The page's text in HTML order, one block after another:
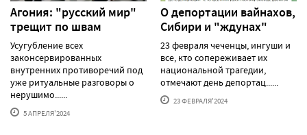
Агония: "русский мир"
трещит по швам
Усугубление всех
законсервированных
внутренних противоречий под
уже ритуальные разговоры о
нерушимо......
5 АПРЕЛЯ'2024
О депортации вайнахов,
Сибири и "ждунах"
23 февраля чеченцы, ингуши и
все, кто сопереживает их
национальной трагедии,
отмечают день депортац......
23 ФЕВРАЛЯ'2024